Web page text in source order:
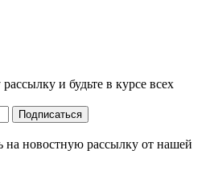
и будьте в курсе всех
Подписаться
новостную рассылку от нашей